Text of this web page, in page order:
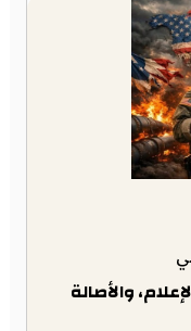
والأصالة